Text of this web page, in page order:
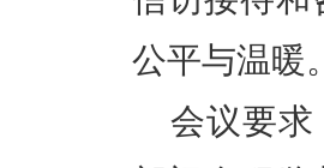
公平与温暖。
会议要